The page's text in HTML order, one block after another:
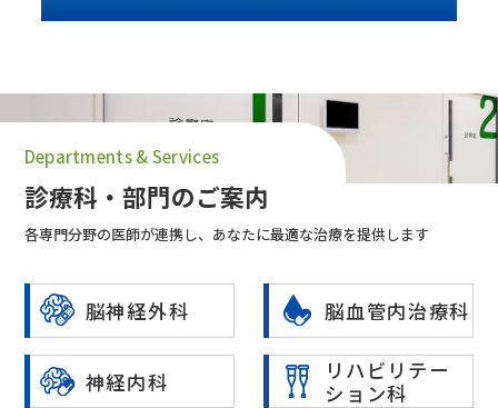
Departments & Services
診療科・部門のご案内
各専門分野の医師が連携し、あなたに最適な治療を提供します
脳神経外科 脳血管内治療科
神経内科
リハビリテー
ション科